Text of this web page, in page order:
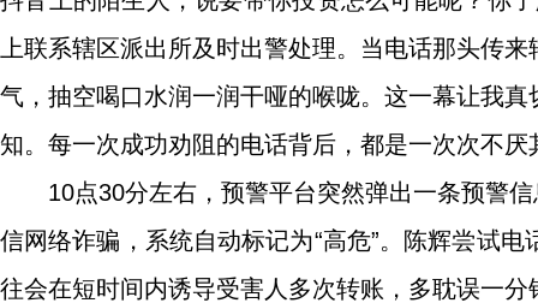
上联系辖区派出所及时出警处理。当电话那头传
气，抽空喝口水润一润干哑的喉咙。这一幕让我
知。每一次成功劝阻的电话背后，都是一次次不厌
10点30分左右，预警平台突然弹出一条预警
信网络诈骗，系统自动标记为“高危”。陈辉尝试
往会在短时间内诱导受害人多次转账，多耽误一